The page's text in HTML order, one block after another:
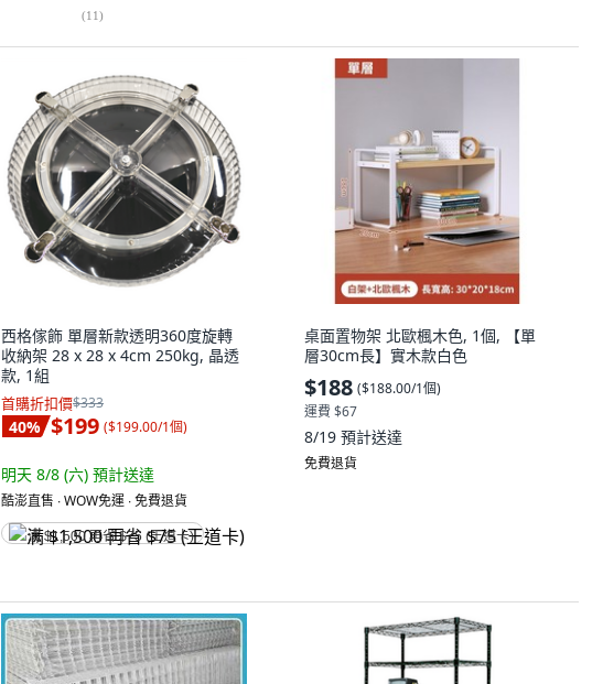
(11)
西格傢飾 單層新款透明360度旋轉
收納架 28 x 28 x 4cm 250kg, 晶透
款, 1組
首購折扣價$333
40% $199 ($199.00/1個)
明天 8/8 (六) 預計送達
酷澎直售 ∙ WOW免運 ∙ 免費退貨
满 $1,500 再省 $75 (王道卡)
桌面置物架 北歐楓木色, 1個, 【單
層30cm長】實木款白色
$188 ($188.00/1個)
運費 $67
8/19 預計送達
免費退貨